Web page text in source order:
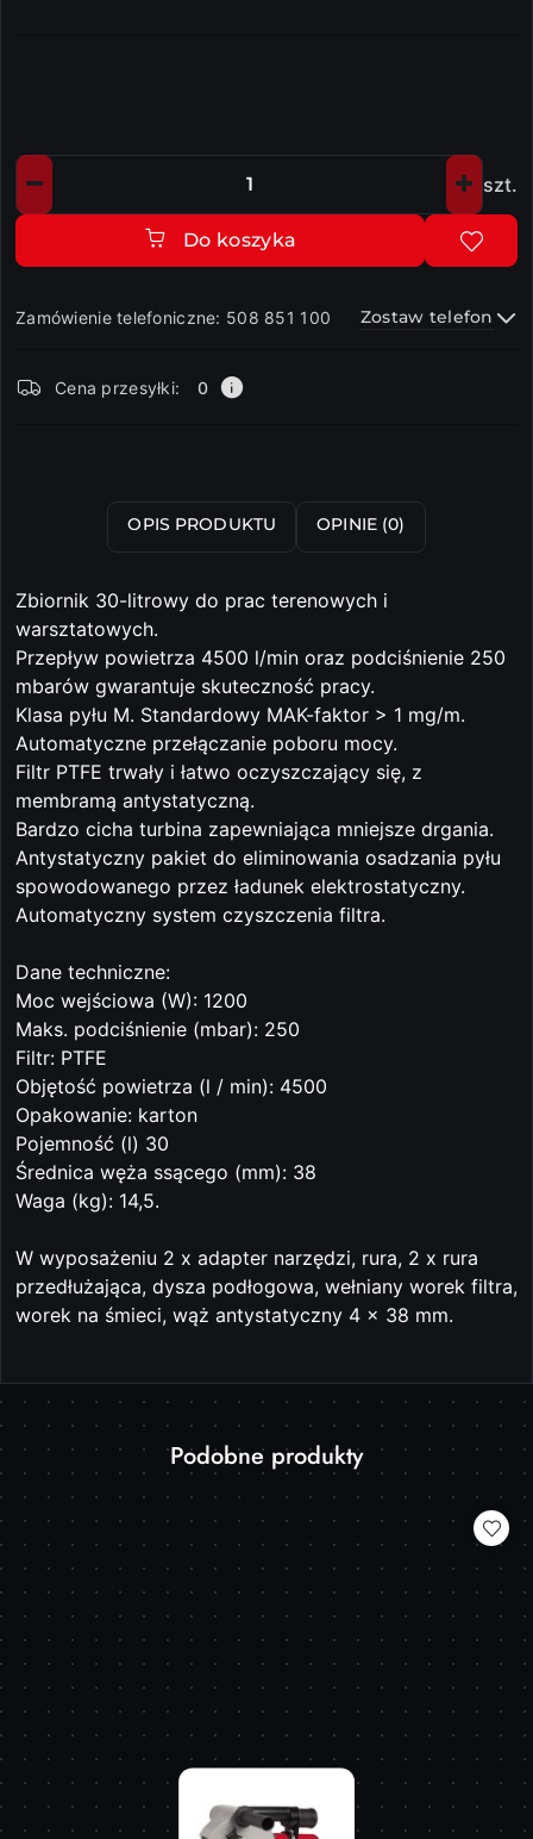
Ilość szt.
Do koszyka
Zamówienie telefoniczne: 508 851 100 Zostaw telefon
i
Cena przesyłki: 0
OPIS PRODUKTU OPINIE (0)
Zbiornik 30-litrowy do prac terenowych i
warsztatowych.
Przepływ powietrza 4500 l/min oraz podciśnienie 250
mbarów gwarantuje skuteczność pracy.
Klasa pyłu M. Standardowy MAK-faktor > 1 mg/m.
Automatyczne przełączanie poboru mocy.
Filtr PTFE trwały i łatwo oczyszczający się, z
membramą antystatyczną.
Bardzo cicha turbina zapewniająca mniejsze drgania.
Antystatyczny pakiet do eliminowania osadzania pyłu
spowodowanego przez ładunek elektrostatyczny.
Automatyczny system czyszczenia filtra.
Dane techniczne:
Moc wejściowa (W): 1200
Maks. podciśnienie (mbar): 250
Filtr: PTFE
Objętość powietrza (l / min): 4500
Opakowanie: karton
Pojemność (l) 30
Średnica węża ssącego (mm): 38
Waga (kg): 14,5.
W wyposażeniu 2 x adapter narzędzi, rura, 2 x rura
przedłużająca, dysza podłogowa, wełniany worek filtra,
worek na śmieci, wąż antystatyczny 4 x 38 mm.
Pomiń karuzelę produktów
Produkty
statusie:
Podobne produkty